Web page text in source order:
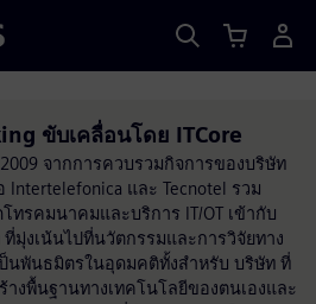
ขับเคลื่อนโดย ITCore
จากการควบรวมกิจการของบริษัท
และ Tecnotel รวม
รคมนาคมและบริการ IT/OT เข้ากับ
มุ่งเน้นไปที่นวัตกรรมและการวิจัยทาง
ป็นพันธมิตรในอุดมคติทั้งสำหรับ บริษัท ที่
งพื้นฐานทางเทคโนโลยีของตนเองและ